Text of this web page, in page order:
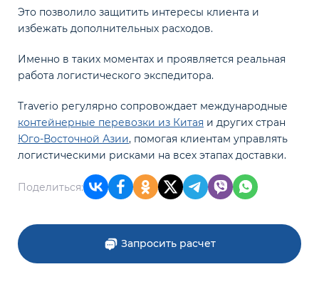
Это позволило защитить интересы клиента и
избежать дополнительных расходов.
Именно в таких моментах и проявляется реальная
работа логистического экспедитора.
Traverio регулярно сопровождает международные
контейнерные перевозки из Китая и других стран
Юго-Восточной Азии, помогая клиентам управлять
логистическими рисками на всех этапах доставки.
Поделиться:
Запросить расчет